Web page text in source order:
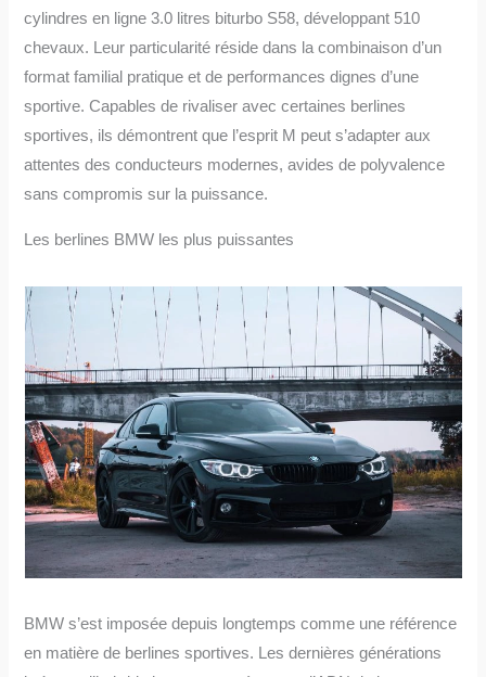
cylindres en ligne 3.0 litres biturbo S58, développant 510
chevaux. Leur particularité réside dans la combinaison d’un
format familial pratique et de performances dignes d’une
sportive. Capables de rivaliser avec certaines berlines
sportives, ils démontrent que l’esprit M peut s’adapter aux
attentes des conducteurs modernes, avides de polyvalence
sans compromis sur la puissance.
Les berlines BMW les plus puissantes
BMW s’est imposée depuis longtemps comme une référence
en matière de berlines sportives. Les dernières générations